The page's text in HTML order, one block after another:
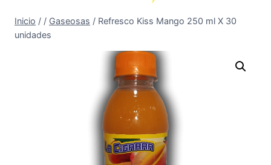
Inicio / / Gaseosas / Refresco Kiss Mango 250 ml X 30
unidades